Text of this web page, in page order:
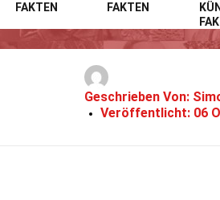
FAKTEN
FAKTEN
34
Geschrieben Von:
Veröffentlicht: 06